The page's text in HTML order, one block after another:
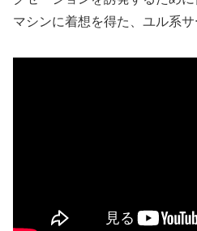
マシンに着想を得た、ユル系サ